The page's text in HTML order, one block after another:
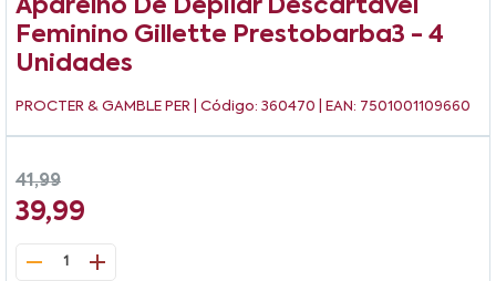
Aparelho De Depilar Descartável
Feminino Gillette Prestobarba3 - 4
Unidades
PROCTER & GAMBLE PER | Código: 360470 | EAN: 7501001109660
41,99
39,99
1